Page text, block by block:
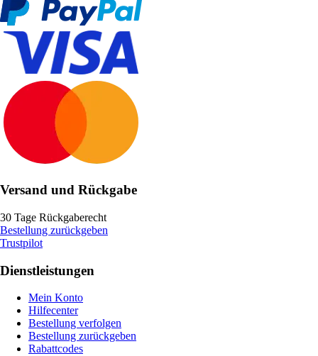
Versand und Rückgabe
30 Tage Rückgaberecht
Bestellung zurückgeben
Trustpilot
Dienstleistungen
Mein Konto
Hilfecenter
Bestellung verfolgen
Bestellung zurückgeben
Rabattcodes